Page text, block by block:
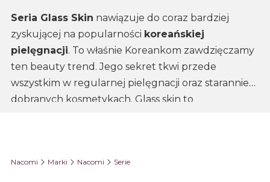
Seria Glass Skin nawiązuje do coraz bardziej
zyskującej na popularności koreańskiej
pielęgnacji. To właśnie Koreankom zawdzięczamy
ten beauty trend. Jego sekret tkwi przede
wszystkim w regularnej pielęgnacji oraz starannie
dobranych kosmetykach. Glass skin to
Ponieważszklana skóra
Nacomi Marki Nacomi Serie